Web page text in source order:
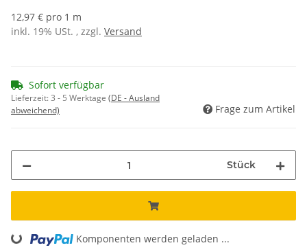
12,97 € pro 1 m
inkl. 19% USt. , zzgl. Versand
Sofort verfügbar
Lieferzeit:3 - 5 Werktage (DE - Ausland
abweichend)
Frage zum Artikel
Stück
Loading... Komponenten werden geladen ...